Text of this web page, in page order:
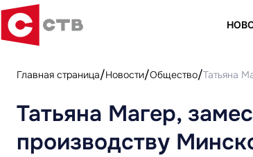
Главная страница Новости Общество Татьяна
Татьяна Магер,
производству